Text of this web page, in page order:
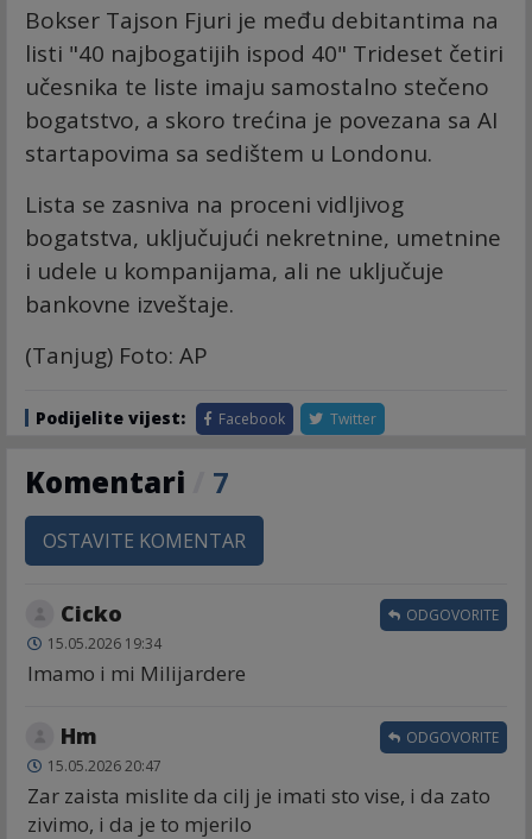
Bokser Tajson Fjuri je među debitantima na
listi "40 najbogatijih ispod 40" Trideset četiri
učesnika te liste imaju samostalno stečeno
bogatstvo, a skoro trećina je povezana sa AI
startapovima sa sedištem u Londonu.
Lista se zasniva na proceni vidljivog
bogatstva, uključujući nekretnine, umetnine
i udele u kompanijama, ali ne uključuje
bankovne izveštaje.
(Tanjug) Foto: AP
Podijelite vijest: Facebook Twitter
Komentari 7
OSTAVITE KOMENTAR
Cicko
15.05.2026 19:34
Imamo i mi Milijardere
ODGOVORITE
Hm
15.05.2026 20:47
Zar zaista mislite da cilj je imati sto vise, i da zato
zivimo, i da je to mjerilo
ODGOVORITE